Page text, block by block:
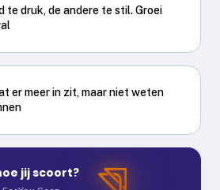
te druk, de andere te stil. Groei
er meer in zit, maar niet weten
jij scoort?